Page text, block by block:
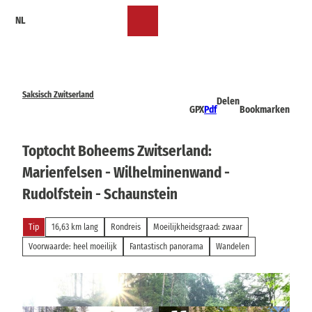
NL
Saksisch Zwitserland
GPXPdf
Delen
Bookmarken
Toptocht Boheems Zwitserland:
Marienfelsen - Wilhelminenwand -
Rudolfstein - Schaunstein
Tip 16,63 km lang Rondreis
Moeilijkheidsgraad: zwaar
Voorwaarde: heel moeilijk
Fantastisch panorama Wandelen